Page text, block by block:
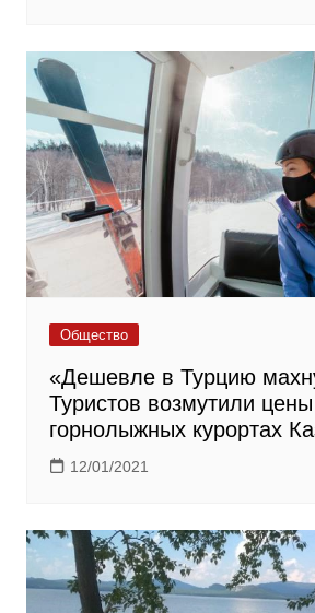
Общество
«Дешевле в Турцию
Туристов возмутили
горнолыжных курортах
12/01/2021